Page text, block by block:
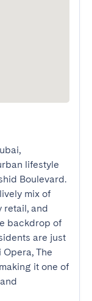
lifestyle
Boulevard.
mix of
retail, and
backdrop of
are just
The
it one of